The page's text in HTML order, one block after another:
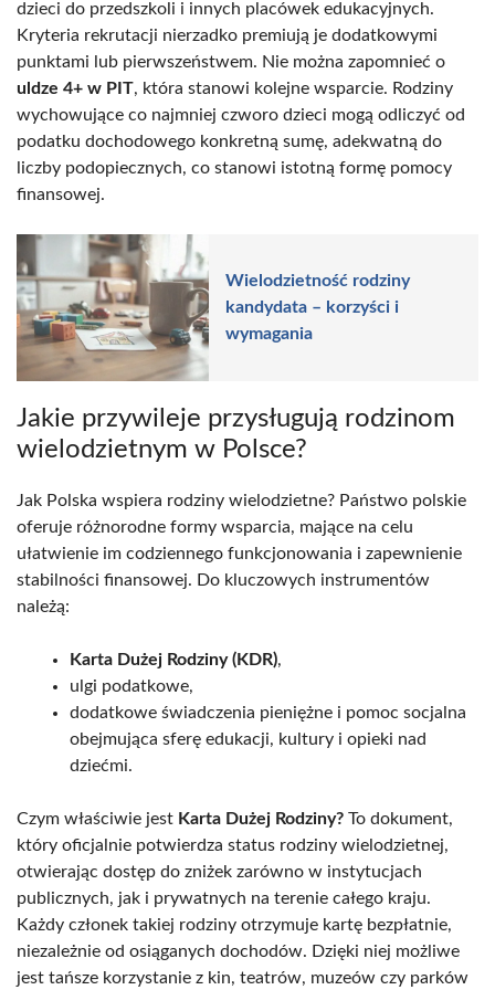
dzieci do przedszkoli i innych placówek edukacyjnych.
Kryteria rekrutacji nierzadko premiują je dodatkowymi
punktami lub pierwszeństwem. Nie można zapomnieć o
uldze 4+ w PIT, która stanowi kolejne wsparcie. Rodziny
wychowujące co najmniej czworo dzieci mogą odliczyć od
podatku dochodowego konkretną sumę, adekwatną do
liczby podopiecznych, co stanowi istotną formę pomocy
finansowej.
Wielodzietność rodziny
kandydata – korzyści i
wymagania
Jakie przywileje przysługują rodzinom
wielodzietnym w Polsce?
Jak Polska wspiera rodziny wielodzietne? Państwo polskie
oferuje różnorodne formy wsparcia, mające na celu
ułatwienie im codziennego funkcjonowania i zapewnienie
stabilności finansowej. Do kluczowych instrumentów
należą:
Karta Dużej Rodziny (KDR),
ulgi podatkowe,
dodatkowe świadczenia pieniężne i pomoc socjalna
obejmująca sferę edukacji, kultury i opieki nad
dziećmi.
Czym właściwie jest Karta Dużej Rodziny? To dokument,
który oficjalnie potwierdza status rodziny wielodzietnej,
otwierając dostęp do zniżek zarówno w instytucjach
publicznych, jak i prywatnych na terenie całego kraju.
Każdy członek takiej rodziny otrzymuje kartę bezpłatnie,
niezależnie od osiąganych dochodów. Dzięki niej możliwe
jest tańsze korzystanie z kin, teatrów, muzeów czy parków